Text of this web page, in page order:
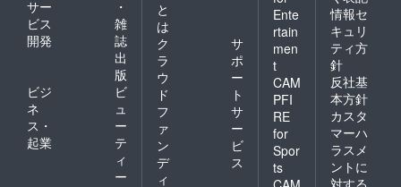
サー
ビス
開発
・
雑
誌
出
版
ビジ
ネ
ス・
起業
ビ
ュ
ー
テ
ィ
ー
と
は
ク
ラ
ウ
ド
フ
ァ
ン
デ
ィ
サ
ポ
ー
ト
サ
ー
ビ
ス
Ente
rtain
men
t
CAM
PFI
RE
for
Spor
ts
情報セ
キュリ
ティ方
針
反社基
本方針
カスタ
マーハ
ラスメ
ントに
対する